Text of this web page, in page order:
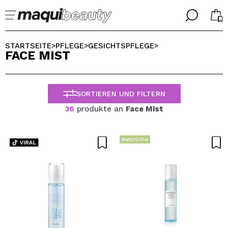
╳
Ich bin bereits #maquilover, ich habe ein Konto
Ich habe hier kein Konto
╳
WÄHLE DEINE SPRACHE
ALEMAN
ESPAÑOL
ENGLISH
FRANCES
STARTSEITE>PFLEGE>GESICHTSPFLEGE>
FACE MIST
SORTIEREN UND FILTERN
36 produkte an Face Mist
Natürliche